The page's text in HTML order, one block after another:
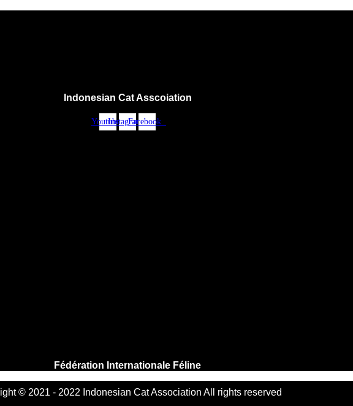
Indonesian Cat Asscoiation
YoutubeInstagramFacebook
Fédération Internationale Féline
© 2021 - 2022 Indonesian Cat Association All rights reserved